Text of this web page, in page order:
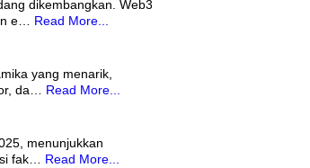
dikembangkan. Web3
e… Read More...
yang menarik,
da… Read More...
menunjukkan
fak… Read More...